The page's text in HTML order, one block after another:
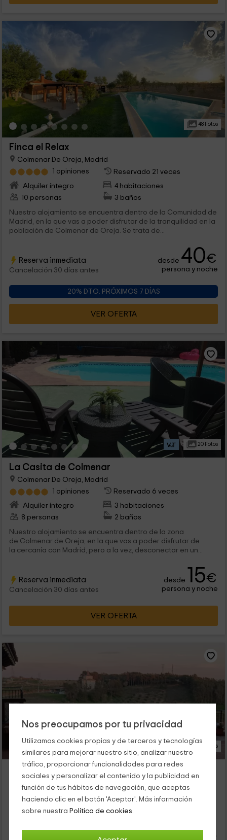
Nos preocupamos por tu privacidad
Utilizamos cookies propias y de terceros y tecnologías
similares para mejorar nuestro sitio, analizar nuestro
tráfico, proporcionar funcionalidades para redes
sociales y personalizar el contenido y la publicidad en
función de tus hábitos de navegación, que aceptas
haciendo clic en el botón 'Aceptar'. Más información
sobre nuestra Política de cookies.
48 Fotos
Finca el Relax
Colmenar De Oreja, Madrid
1 opiniones
Reservado 21 veces
Alquiler íntegro
4 habitaciones
10 personas
3 baños
Nuestro alojamiento se encuentra dentro de la Comunidad de
Madrid, en la que vas a poder disfrutar de la tranquilidad en la
población de Colmenar de Oreja. Se trata de...
Reserva inmediata
Cancelación 30 días antes
desde 40€
persona y noche
20% DTO. PRÓXIMOS 7 DÍAS
VER OFERTA
20 Fotos
La Casita de Colmenar
Colmenar De Oreja, Madrid
1 opiniones
Reservado 6 veces
Alquiler íntegro
3 habitaciones
8 personas
2 baños
Nuestro alojamiento se encuentra dentro de la zona
de Colmenar de Oreja, en la que vas a poder disfrutar de
la cercanía con Madrid, pero a la vez, desconectar en un...
Reserva inmediata
Cancelación 30 días antes
desde 15€
persona y noche
VER OFERTA
45 Fotos
Casa de la Abuela Pili
Colmenar De Oreja, Madrid
Reservado 1 veces
Alquiler íntegro
4 habitaciones
Esta casa de dos plantas está ubicada en Colmenar de Oreja,